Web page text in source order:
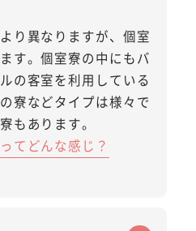
り異なりますが、個室
す。個室寮の中にもバ
の客室を利用している
寮などタイプは様々で
もあります。
てどんな感じ？